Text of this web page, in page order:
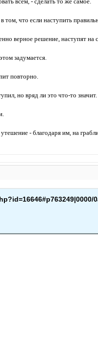
что если наступить
верное решение, наступят на
задумается.
повторно.
но вряд ли это что-то значит.
- благодаря им, на